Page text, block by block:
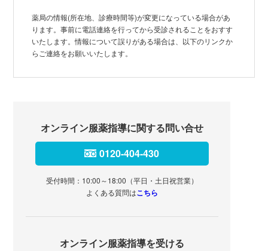
薬局の情報(所在地、診療時間等)が変更になっている場合があ
ります。事前に電話連絡を行ってから受診されることをおすす
いたします。情報について誤りがある場合は、以下のリンクか
らご連絡をお願いいたします。
オンライン服薬指導に関する問い合せ
0120-404-430
受付時間：10:00～18:00（平日・土日祝営業）
よくある質問はこちら
オンライン服薬指導を受ける